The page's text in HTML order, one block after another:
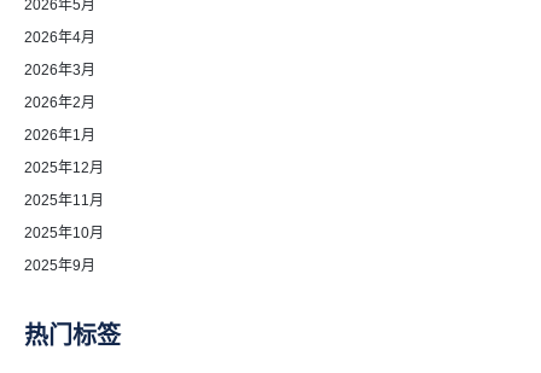
2026年5月
2026年4月
2026年3月
2026年2月
2026年1月
2025年12月
2025年11月
2025年10月
2025年9月
热门标签